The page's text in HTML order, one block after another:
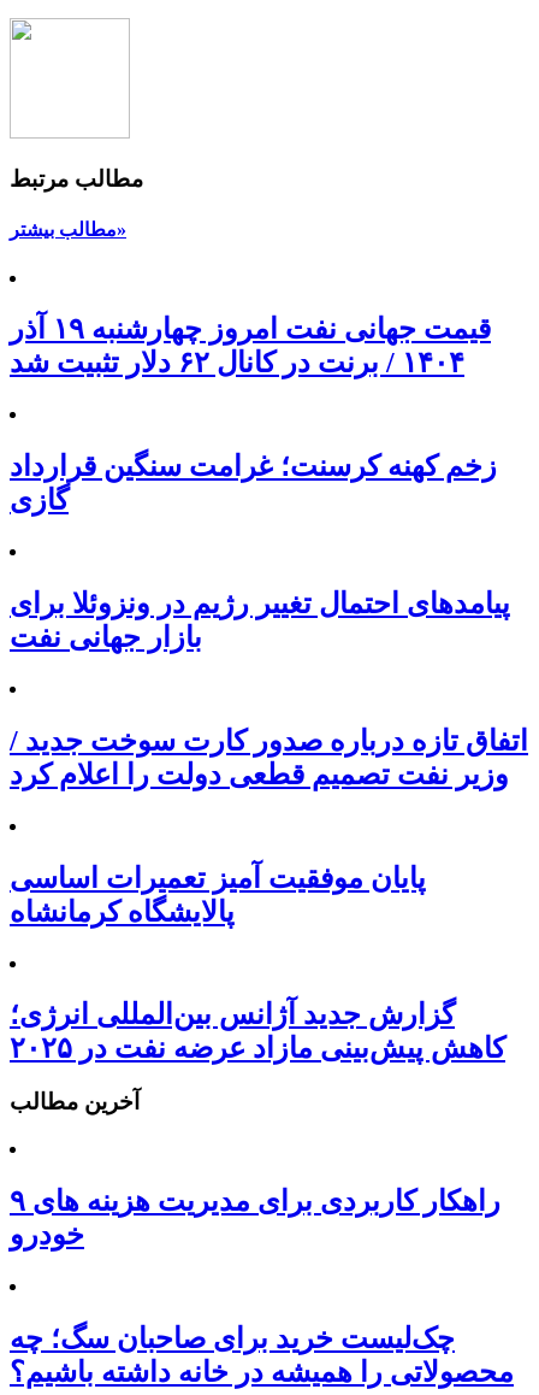
مطالب مرتبط
مطالب بیشتر»
قیمت جهانی نفت امروز چهارشنبه ۱۹ آذر
۱۴۰۴ / برنت در کانال ۶۲ دلار تثبیت شد
زخم کهنه کرسنت؛ غرامت سنگین قرارداد
گازی
پیامدهای احتمال تغییر رژیم در ونزوئلا برای
بازار جهانی نفت
اتفاق تازه درباره صدور کارت سوخت جدید /
وزیر نفت تصمیم قطعی دولت را اعلام کرد
پایان موفقیت آمیز تعمیرات اساسی
پالایشگاه کرمانشاه
گزارش جدید آژانس بین‌المللی انرژی؛
کاهش پیش‌بینی مازاد عرضه نفت در ۲۰۲۵
آخرین مطالب
۹ راهکار کاربردی برای مدیریت هزینه های
خودرو
چک‌لیست خرید برای صاحبان سگ؛ چه
محصولاتی را همیشه در خانه داشته باشیم؟